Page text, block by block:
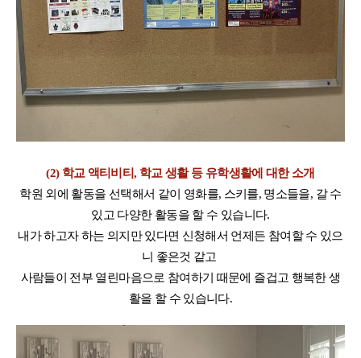
(2) 학교 액티비티, 학교 생활 등 유학생활에 대한 소개
학원 외에 활동을 선택해서 같이 영화를, 스키를, 명소들을, 갈 수
있고 다양한 활동을 할 수 있습니다.
내가 하고자 하는 의지만 있다면 신청해서 언제든 참여할 수 있으
니 좋은것 같고
사람들이 전부 열린마음으로 참여하기 때문에 즐겁고 행복한 생
활을 할 수 있습니다.